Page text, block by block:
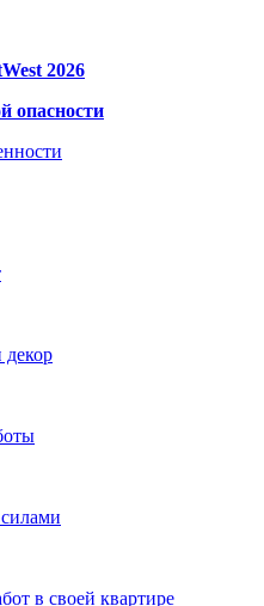
2026
опасности
декор
в своей квартире